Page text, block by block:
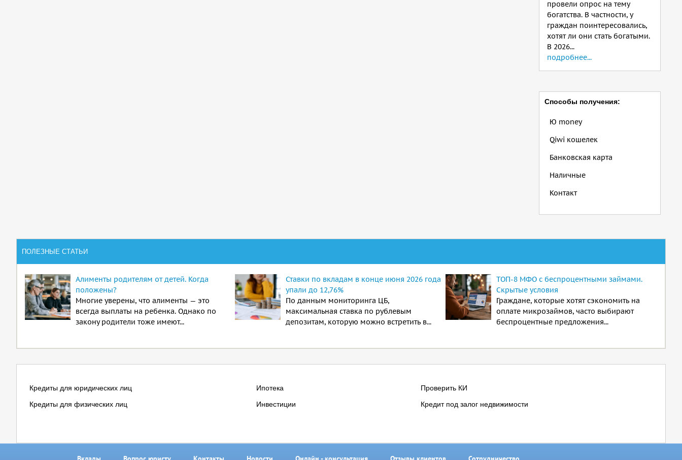
провели опрос на тему
богатства. В частности, у
граждан поинтересовались,
хотят ли они стать богатыми.
В 2026...
подробнее...
Способы получения:
Ю money
Qiwi кошелек
Банковская карта
Наличные
Контакт
ПОЛЕЗНЫЕ СТАТЬИ
Алименты родителям от детей. Когда
положены?
Многие уверены, что алименты — это
всегда выплаты на ребенка. Однако по
закону родители тоже имеют...
Ставки по вкладам в конце июня 2026 года
упали до 12,76%
По данным мониторинга ЦБ,
максимальная ставка по рублевым
депозитам, которую можно встретить в...
ТОП-8 МФО с беспроцентными займами.
Скрытые условия
Граждане, которые хотят сэкономить на
оплате микрозаймов, часто выбирают
беспроцентные предложения...
Кредиты для юридических лиц
Кредиты для физических лиц
Ипотека
Инвестиции
Проверить КИ
Кредит под залог недвижимости